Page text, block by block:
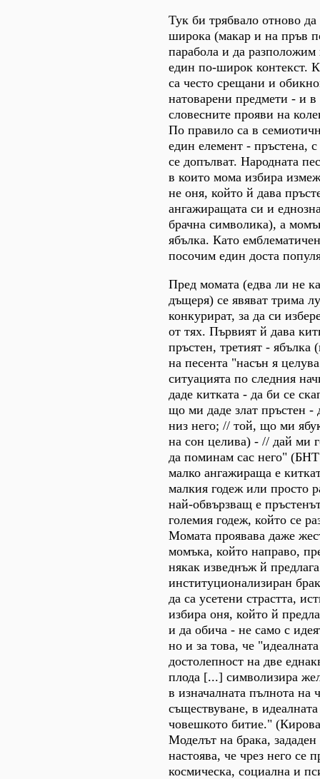
Тук би трябвало отново
широка (макар и на пръв
парабола и да разположим
един по-широк контекст.
са често срещани и
натоварени предмети - и в
словесните прояви на
По правило са в
един елемент - пръстена,
се допълват. Народната
в които мома избира
не оня, който й дава
ангажиращата си и
брачна символика), а
ябълка. Като
посочим един доста
Пред момата (едва ли не
дъщеря) се явяват трима
конкурират, за да си
от тях. Първият й дава
пръстен, третият - ябълка
на песента "насън я
ситуацията по следния
даде китката - да би се
що ми даде злат пръстен -
низ него; // той, що ми
на сон целива) - // дай ми
да поминам сас него"
малко ангажираща е
малкия годеж или просто
най-обвързващ е
големия годеж, който се
Момата проявава даже
момъка, който направо,
някак изведнъж й
институционализиран
да са усетени страстта,
избира оня, който й
и да обича - не само с
но и за това, че
достолепност на две
плода [...] символизира
в изначалната пълнота на
съществуване, в
човешкото битие."
Моделът на брака,
настоява, че чрез него се
космическа, социална и